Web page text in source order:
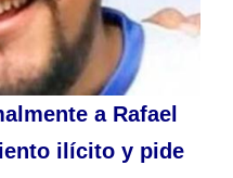
a Rafael
ilícito y pide